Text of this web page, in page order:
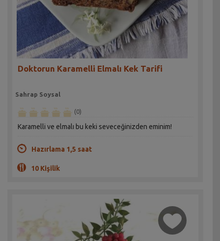
Doktorun Karamelli Elmalı Kek Tarifi
Sahrap Soysal
(0)
Karamelli ve elmalı bu keki seveceğinizden eminim!
Hazırlama 1,5 saat
10 Kişilik